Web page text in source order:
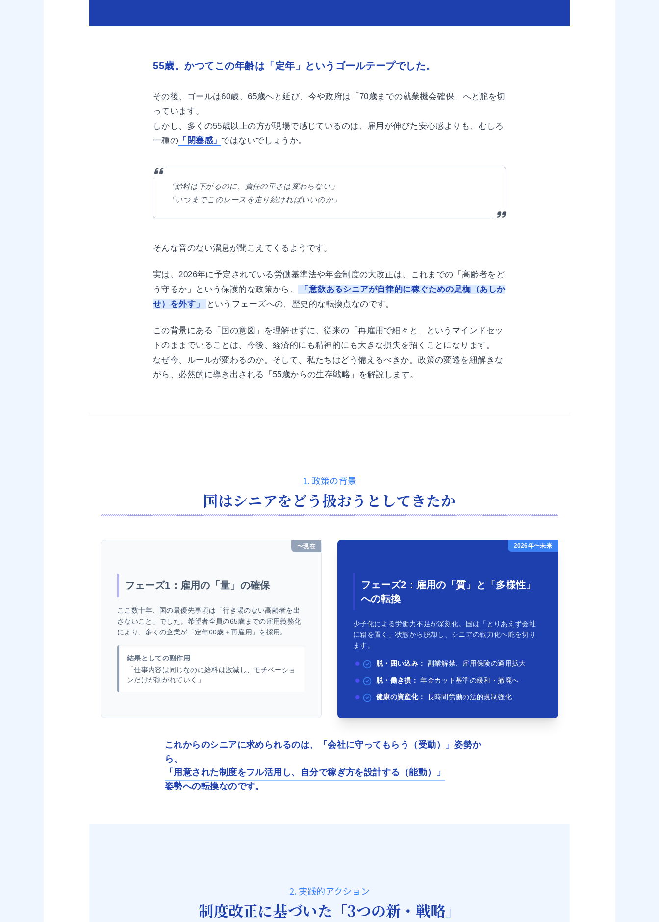
55歳。かつてこの年齢は「定年」というゴールテープでした。
その後、ゴールは60歳、65歳へと延び、今や政府は「70歳までの就業機会確保」へと舵を切
っています。
しかし、多くの55歳以上の方が現場で感じているのは、雇用が伸びた安心感よりも、むしろ
一種の 「閉塞感」 ではないでしょうか。
「給料は下がるのに、責任の重さは変わらない」
「いつまでこのレースを走り続ければいいのか」
そんな音のない溜息が聞こえてくるようです。
実は、2026年に予定されている労働基準法や年金制度の大改正は、これまでの「高齢者をど
う守るか」という保護的な政策から、
「意欲あるシニアが自律的に稼ぐための足枷（あしか
せ）を外す」
というフェーズへの、歴史的な転換点なのです。
この背景にある「国の意図」を理解せずに、従来の「再雇用で細々と」というマインドセッ
トのままでいることは、今後、経済的にも精神的にも大きな損失を招くことになります。
なぜ今、ルールが変わるのか。そして、私たちはどう備えるべきか。政策の変遷を紐解きな
がら、必然的に導き出される「55歳からの生存戦略」を解説します。
1. 政策の背景
国はシニアをどう扱おうとしてきたか
〜現在
フェーズ1：雇用の「量」の確保
ここ数十年、国の最優先事項は「行き場のない高齢者を出
さないこと」でした。希望者全員の65歳までの雇用義務化
により、多くの企業が「定年60歳＋再雇用」を採用。
結果としての副作用
「仕事内容は同じなのに給料は激減し、モチベーショ
ンだけが削がれていく」
2026年〜未来
フェーズ2：雇用の「質」と「多様性」
への転換
少子化による労働力不足が深刻化。国は「とりあえず会社
に籍を置く」状態から脱却し、シニアの戦力化へ舵を切り
ます。
脱・囲い込み： 副業解禁、雇用保険の適用拡大
脱・働き損： 年金カット基準の緩和・撤廃へ
健康の資産化： 長時間労働の法的規制強化
これからのシニアに求められるのは、「会社に守ってもらう（受動）」姿勢か
ら、
「用意された制度をフル活用し、自分で稼ぎ方を設計する（能動）」
姿勢への転換なのです。
2. 実践的アクション
制度改正に基づいた「3つの新・戦略」